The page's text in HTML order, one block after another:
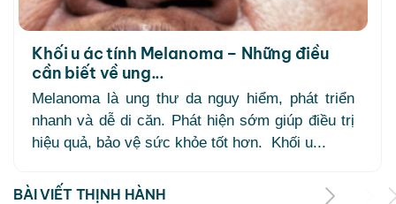
Khối u ác tính Melanoma – Những điều
cần biết về ung...
Melanoma là ung thư da nguy hiểm, phát triển
nhanh và dễ di căn. Phát hiện sớm giúp điều trị
hiệu quả, bảo vệ sức khỏe tốt hơn. Khối u...
BÀI VIẾT THỊNH HÀNH